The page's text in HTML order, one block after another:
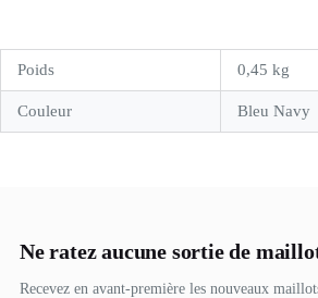
Poids 0,45 kg
Couleur Bleu Navy
Ne ratez aucune sortie de
Recevez en avant-première les nouveaux